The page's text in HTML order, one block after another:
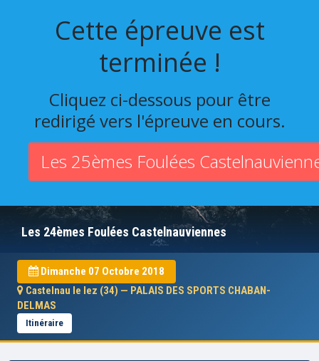
Cette épreuve est
terminée !
Cliquez ci-dessous pour être
redirigé vers l'épreuve en cours.
Les 25èmes Foulées
Les 24èmes Foulées Castelnauviennes
Dimanche 07 Octobre 2018
Castelnau le lez (34) — PALAIS DES SPORTS CHABAN-
DELMAS
Itinéraire